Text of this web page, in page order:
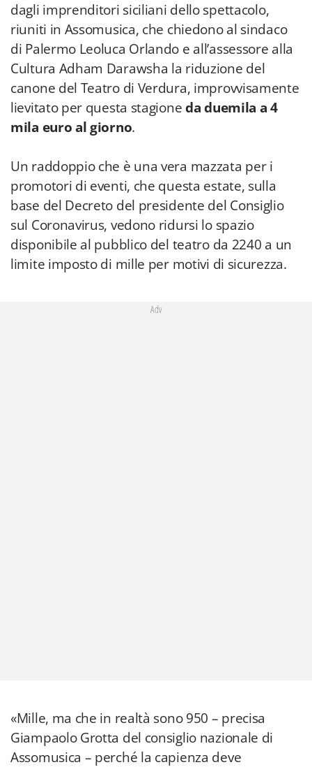
dagli imprenditori siciliani dello spettacolo,
riuniti in Assomusica, che chiedono al sindaco
di Palermo Leoluca Orlando e all’assessore alla
Cultura Adham Darawsha la riduzione del
canone del Teatro di Verdura, improvvisamente
lievitato per questa stagioneda duemila a 4
mila euro al giorno.
Un raddoppio che è una vera mazzata per i
promotori di eventi, che questa estate, sulla
base del Decreto del presidente del Consiglio
sul Coronavirus, vedono ridursi lo spazio
disponibile al pubblico del teatro da 2240 a un
limite imposto di mille per motivi di sicurezza.
Adv
«Mille, ma che in realtà sono 950 – precisa
Giampaolo Grotta del consiglio nazionale di
Assomusica – perché la capienza deve